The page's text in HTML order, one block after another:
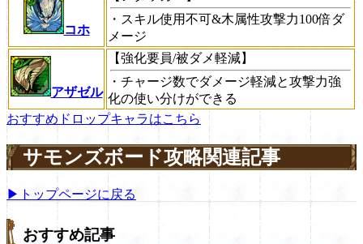
コホ
・スキル使用不可&木属性攻撃力100倍ダ
メージ
アザゼル
【強化要員/被ダメ軽減】
・チャージ数でダメージ軽減と攻撃力強
化の使い分けができる
おすすめドロップキャラはこちら
サモンズボード攻略関連記事
▶トップページに戻る
おすすめ記事